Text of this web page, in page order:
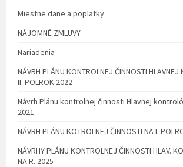
Miestne dane a poplatky
NÁJOMNÉ ZMLUVY
Nariadenia
NÁVRH PLÁNU KONTROLNEJ ČINNOSTI HLAVNEJ
II. POLROK 2022
Návrh Plánu kontrolnej činnosti Hlavnej
2021
NÁVRH PLÁNU KOTROLNEJ ČINNOSTI NA I.
NÁVRHY PLÁNU KONTROLNEJ ČINNOSTI HLAV.
NA R. 2025